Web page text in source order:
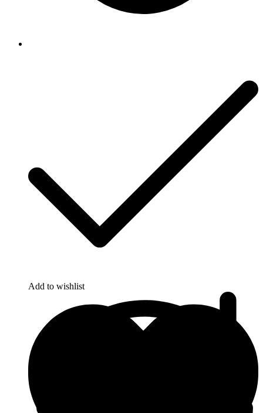
Add to wishlist